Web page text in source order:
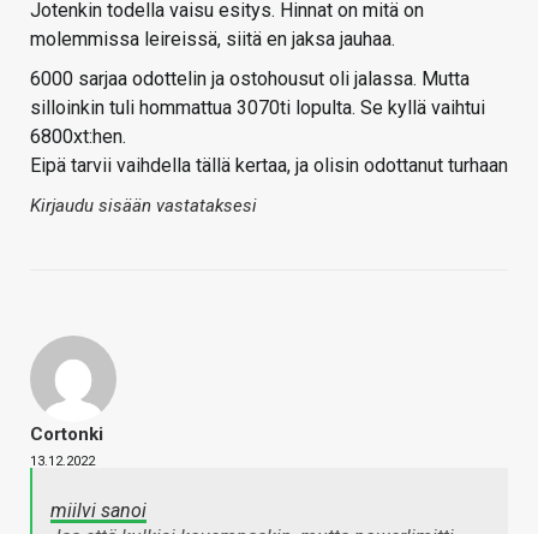
Jotenkin todella vaisu esitys. Hinnat on mitä on
molemmissa leireissä, siitä en jaksa jauhaa.
6000 sarjaa odottelin ja ostohousut oli jalassa. Mutta
silloinkin tuli hommattua 3070ti lopulta. Se kyllä vaihtui
6800xt:hen.
Eipä tarvii vaihdella tällä kertaa, ja olisin odottanut turhaan
Kirjaudu sisään vastataksesi
Cortonki
13.12.2022
miilvi sanoi